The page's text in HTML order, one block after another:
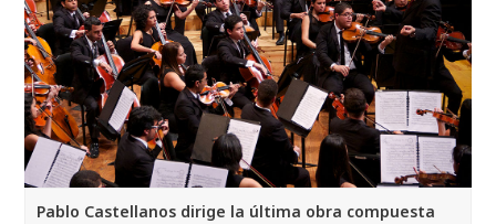
Pablo Castellanos dirige la última obra compuesta